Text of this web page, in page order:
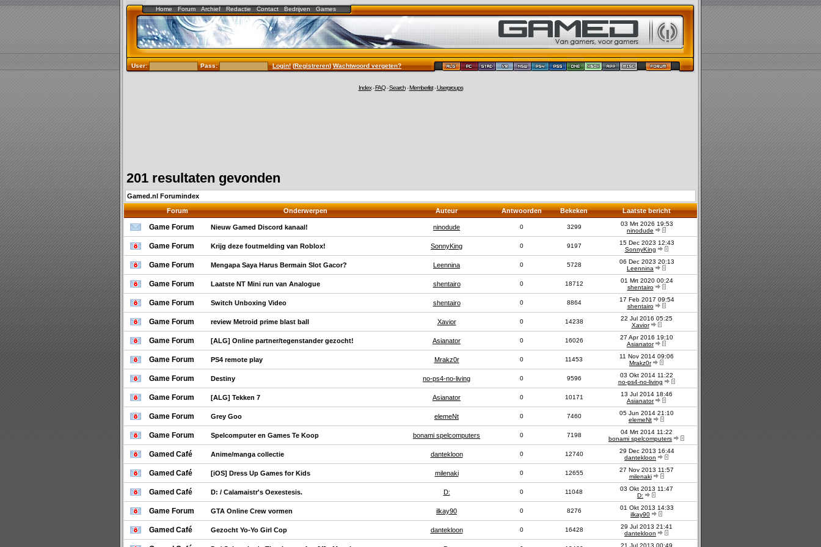
Home Forum Archief Redactie Contact Bedrijven Games
User: Pass: Login!(Registreren)Wachtwoord vergeten?
Index-FAQ-Search-Memberlist-Usergroups
201 resultaten gevonden
Gamed.nl Forumindex
Forum
Onderwerpen Auteur Antwoorden Bekeken Laatste bericht
Game Forum Nieuw Gamed Discord kanaal! ninodude 0 3299
03 Mrt 2026 19:53
ninodude
Game Forum Krijg deze foutmelding van Roblox! SonnyKing 0 9197
15 Dec 2023 12:43
SonnyKing
Game Forum Mengapa Saya Harus Bermain Slot Gacor? Leennina 0 5728
06 Dec 2023 20:13
Leennina
Game Forum Laatste NT Mini run van Analogue shentairo 0 18712
01 Mrt 2020 00:24
shentairo
Game Forum Switch Unboxing Video shentairo 0 8864
17 Feb 2017 09:54
shentairo
Game Forum review Metroid prime blast ball Xavior 0 14238
22 Jul 2016 05:25
Xavior
Game Forum [ALG] Online partner/tegenstander gezocht! Asianator 0 16026
27 Apr 2016 19:10
Asianator
Game Forum PS4 remote play Mrakz0r 0 11453
11 Nov 2014 09:06
Mrakz0r
Game Forum Destiny no-ps4-no-living 0 9596
03 Okt 2014 11:22
no-ps4-no-living
Game Forum [ALG] Tekken 7 Asianator 0 10171
13 Jul 2014 18:46
Asianator
Game Forum Grey Goo elemeNt 0 7460
05 Jun 2014 21:10
elemeNt
Game Forum Spelcomputer en Games Te Koop bonami spelcomputers 0 7198
04 Mrt 2014 11:22
bonami spelcomputers
Gamed Café Anime/manga collectie dantekloon 0 12740
29 Dec 2013 16:44
dantekloon
Gamed Café [iOS] Dress Up Games for Kids milenaki 0 12655
27 Nov 2013 11:57
milenaki
Gamed Café D: / Calamaistr's Oexestesis. D: 0 11048
03 Okt 2013 11:47
D:
Game Forum GTA Online Crew vormen ilkay90 0 8276
01 Okt 2013 14:33
ilkay90
Gamed Café Gezocht Yo-Yo Girl Cop dantekloon 0 16428
29 Jul 2013 21:41
dantekloon
21 Jul 2013 00:49